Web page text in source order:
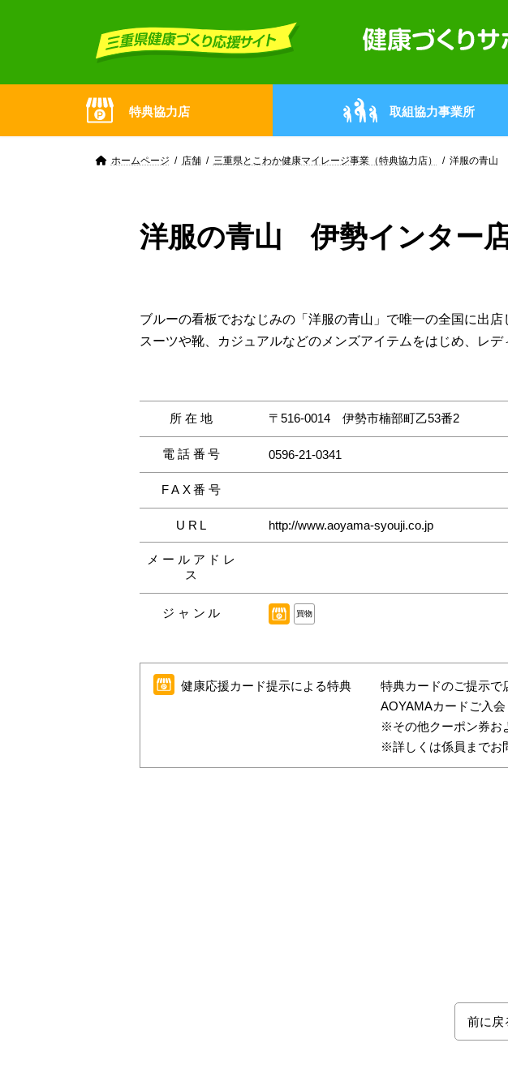
特典協力店 取組協力事業所
ホームページ 店舗 三重県とこわか健康マイレージ事業（特典協力店） 洋服の青山
洋服の青山 伊勢インター
ブルーの看板でおなじみの「洋服の青山」で唯一の全国に出
スーツや靴、カジュアルなどのメンズアイテムをはじめ、レ
所在地 〒516-0014 伊勢市楠部町乙53番2
電話番号 0596-21-0341
FAX番号
URL http://www.aoyama-syouji.co.jp
メールアドレ
ス
ジャンル 買物
健康応援カード提示による特典
特典カードのご提示で
AOYAMAカードご入
※その他クーポン券お
※詳しくは係員までお
前に戻